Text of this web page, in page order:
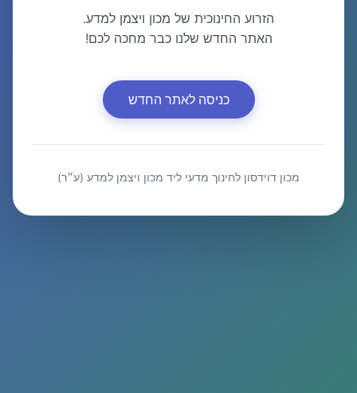
הזרוע החינוכית של מכון ויצמן למדע.
האתר החדש שלנו כבר מחכה לכם!
כניסה לאתר החדש
מכון דוידסון לחינוך מדעי ליד מכון ויצמן למדע (ע״ר)